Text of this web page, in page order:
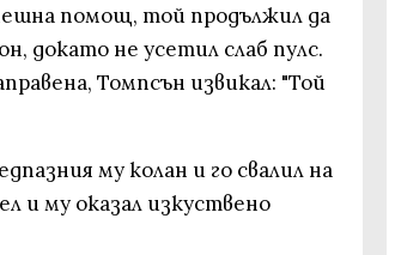
помощ, той продължил да
докато не усетил слаб пулс.
Томпсън извикал: "Той
му колан и го свалил на
и му оказал изкуствено